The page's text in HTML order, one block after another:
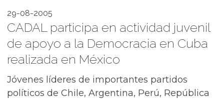
29-08-2005
CADAL participa en actividad juvenil
de apoyo a la Democracia en Cuba
realizada en México
Jóvenes líderes de importantes partidos
políticos de Chile, Argentina, Perú, República